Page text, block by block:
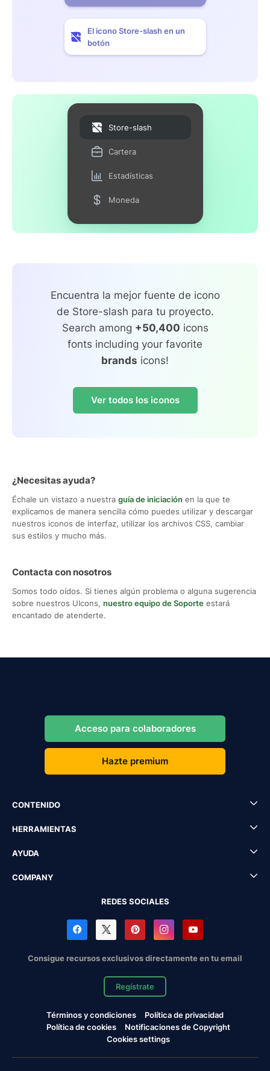
El icono Store-slash en un
botón
Store-slash
Cartera
Estadísticas
Moneda
Encuentra la mejor fuente de icono
de Store-slash para tu proyecto.
Search among +50,400 icons
fonts including your favorite
brands icons!
Ver todos los iconos
¿Necesitas ayuda?
Échale un vistazo a nuestra guía de iniciación en la que te
explicamos de manera sencilla cómo puedes utilizar y descargar
nuestros iconos de interfaz, utilizar los archivos CSS, cambiar
sus estilos y mucho más.
Contacta con nosotros
Somos todo oídos. Si tienes algún problema o alguna sugerencia
sobre nuestros UIcons, nuestro equipo de Soporte estará
encantado de atenderte.
Acceso para colaboradores
Hazte premium
CONTENIDO
HERRAMIENTAS
AYUDA
COMPANY
REDES SOCIALES
Consigue recursos exclusivos directamente en tu email
Regístrate
Términos y condiciones
Política de privacidad
Política de cookies
Notificaciones de Copyright
Cookies settings